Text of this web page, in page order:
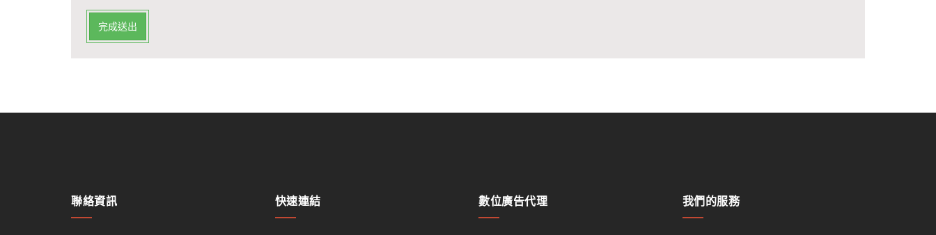
完成送出
聯絡資訊 快速連結 數位廣告代理 我們的服務